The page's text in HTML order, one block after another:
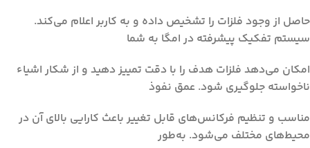
حاصل از وجود فلزات را تشخیص داده و به کاربر اعلام می‌کند.
سیستم تفکیک پیشرفته در امگا به شما
امکان می‌دهد فلزات هدف را با دقت تمییز دهید و از شکار اشیاء
ناخواسته جلوگیری شود. عمق نفوذ
مناسب و تنظیم فرکانس‌های قابل تغییر باعث کارایی بالای آن در
محیط‌های مختلف می‌شود. به‌طور